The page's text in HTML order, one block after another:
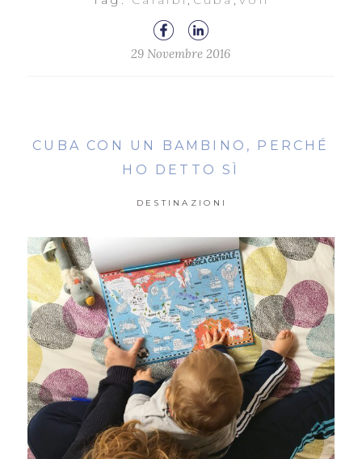
29 Novembre 2016
CUBA CON UN BAMBINO, PERCHÉ
HO DETTO SÌ
DESTINAZIONI